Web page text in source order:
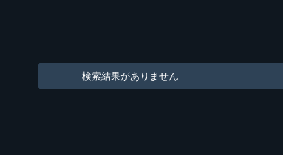
検索結果がありません